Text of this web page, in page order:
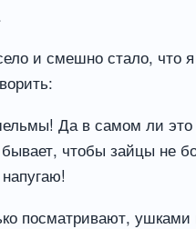
и смешно стало, что
Да в самом ли это
чтобы зайцы не
посматривают, ушками